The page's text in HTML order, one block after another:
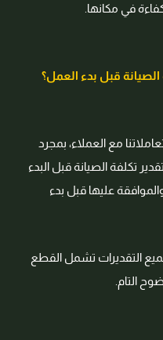
في مكانها.
قبل بدء العمل؟
مع العملاء، بمجرد
تكلفة الصيانة قبل البدء
عليها قبل بدء
التقديرات تشمل القطع
التام.